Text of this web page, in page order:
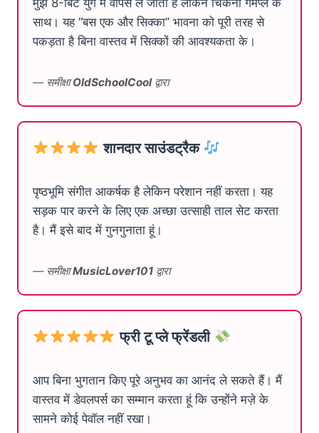
मुझे 8-बिट युग में वापस ले जाता है लेकिन चिकनी गेमप्ले के
साथ। यह “बस एक और सिक्का” भावना को पूरी तरह से
पकड़ता है बिना वास्तव में सिक्कों की आवश्यकता के।
— समीक्षाOldSchoolCoolद्वारा
शानदार साउंडट्रैक
पृष्ठभूमि संगीत आकर्षक है लेकिन परेशान नहीं करता। यह
सड़क पार करने के लिए एक अच्छा उत्साही ताल सेट करता
है। मैं इसे बाद में गुनगुनाता हूं।
— समीक्षाMusicLover101 द्वारा
फ्री टू प्ले फ्रेंडली
आप बिना भुगतान किए पूरे अनुभव का आनंद ले सकते हैं। मैं
वास्तव में डेवलपर्स का सम्मान करता हूं कि उन्होंने मज़े के
सामने कोई पेवॉल नहीं रखा।